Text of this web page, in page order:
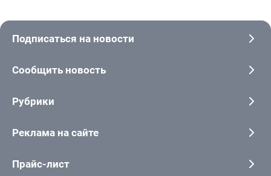
Подписаться на новости
Сообщить новость
Рубрики
Реклама на сайте
Прайс-лист